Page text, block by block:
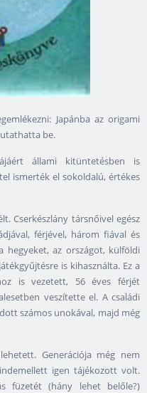
Japánba az origami
be.
állami kitüntetésben is
ismerték el sokoldalú, értékes
Cserkészlány társnőivel egész
férjével, három fiával és
hegyeket, az országot, külföldi
is kihasználta. Ez a
is vezetett, 56 éves férjét
veszítette el. A családi
számos unokával, majd még
Generációja még nem
igen tájékozott volt.
füzetét (hány lehet belőle?)